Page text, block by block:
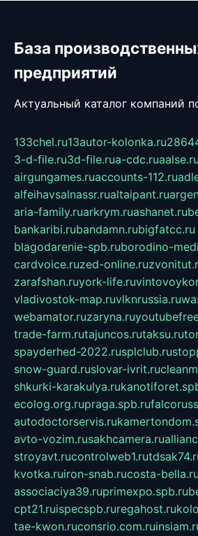
База
предприятий
Актуальный каталог компаний
133chel.ru13autor-kolonka.ru
3-d-file.ru3d-file.rua-cdc.ruaalse.ru
airgungames.ruaccounts-112.ru
alfeihavsalnassr.rualtaipant.ru
aria-family.ruarkrym.ruashanet.ru
bankaribi.rubandamn.rubigfatcc.ru
blagodarenie-spb.ruborodino-
cardvoice.ruzed-online.ru
zarafshan.ruyork-life.ru
vladivostok-map.ruvlknrussia.ru
webamator.ruzaryna.ru
trade-farm.rutajuncos.rutaksu.ru
spayderhed-2022.rusplclub.ru
snow-guard.ruslovar-ivrit.ru
shkurki-karakulya.ru
ecolog.org.rupraga.spb.ru
autodoctorservis.ru
avto-vozim.rusakhcamera.ru
stroyavt.rucontrolweb1.ru
kvotka.ruiron-snab.rucosta-bella.ru
associaciya39.ruprimexpo.spb.ru
cpt21.ruispecspb.ruregahost.ru
tae-kwon.ruconsrio.com.ru